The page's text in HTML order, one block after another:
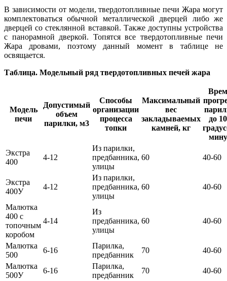
В зависимости от модели, твердотопливные печи Жара могут
комплектоваться обычной металлической дверцей либо же
дверцей со стеклянной вставкой. Также доступны устройства
с панорамной дверкой. Топятся все твердотопливные печи
Жара дровами, поэтому данный момент в таблице не
освящается.
Таблица. Модельный ряд твердотопливных печей жара
Модель
печи
Допустимый
объем
парилки, м3
Способы
организации
процесса
топки
Максимальный
вес
закладываемых
камней, кг
до
Экстра
400
4-12
Из парилки,
предбанника,
улицы
60 40-60
Экстра
400У
4-12
Из парилки,
предбанника,
улицы
60 40-60
Малютка
400 с
топочным
коробом
4-14
Из
предбанника,
улицы
60 40-60
Малютка
500
6-16
Парилка,
предбанник
70
40-60
Малютка
500У
6-16
Парилка,
предбанник
70
40-60